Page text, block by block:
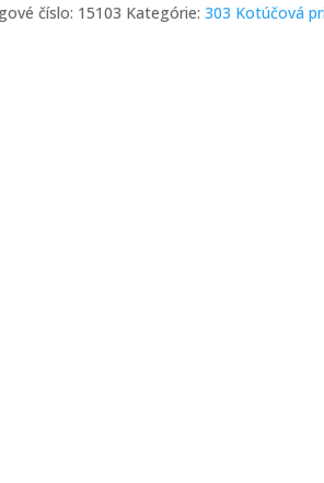
číslo: 15103 Kategórie: 303 Kotúčová